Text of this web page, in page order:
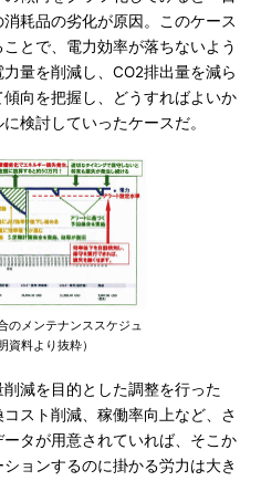
耗品の劣化が原因。このケース
とで、電力効率が落ちないよう
量を削減し、CO2排出量を減ら
向を把握し、どうすればよいか
検討していったケースだ。
のメンテナンススケジュ
資料より抜粋）
減を目的とした調整を行った
スト削減、稼働率向上など、さ
タが用意されていれば、そこか
ョンするのに掛かる労力は大き